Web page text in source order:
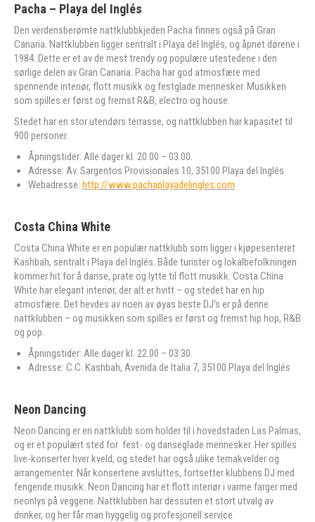
Pacha – Playa del Inglés
Den verdensberømte nattklubbkjeden Pacha finnes også på Gran
Canaria. Nattklubben ligger sentralt i Playa del Inglés, og åpnet dørene i
1984. Dette er et av de mest trendy og populære utestedene i den
sørlige delen av Gran Canaria. Pacha har god atmosfære med
spennende interiør, flott musikk og festglade mennesker. Musikken
som spilles er først og fremst R&B, electro og house.
Stedet har en stor utendørs terrasse, og nattklubben har kapasitet til
900 personer.
Åpningstider: Alle dager kl. 20.00 – 03.00.
Adresse: Av. Sargentos Provisionales 10, 35100 Playa del Inglés
Webadresse: http://www.pachaplayadelingles.com
Costa China White
Costa China White er en populær nattklubb som ligger i kjøpesenteret
Kashbah, sentralt i Playa del Inglés. Både turister og lokalbefolkningen
kommer hit for å danse, prate og lytte til flott musikk. Costa China
White har elegant interiør, der alt er hvitt – og stedet har en hip
atmosfære. Det hevdes av noen av øyas beste DJ’s er på denne
nattklubben – og musikken som spilles er først og fremst hip hop, R&B
og pop.
Åpningstider: Alle dager kl. 22.00 – 03.30.
Adresse: C.C. Kashbah, Avenida de Italia 7, 35100 Playa del Inglés
Neon Dancing
Neon Dancing er en nattklubb som holder til i hovedstaden Las Palmas,
og er et populært sted for fest- og danseglade mennesker. Her spilles
live-konserter hver kveld, og stedet har også ulike temakvelder og
arrangementer. Når konsertene avsluttes, fortsetter klubbens DJ med
fengende musikk. Neon Dancing har et flott interiør i varme farger med
neonlys på veggene. Nattklubben har dessuten et stort utvalg av
drinker, og her får man hyggelig og profesjonell service.